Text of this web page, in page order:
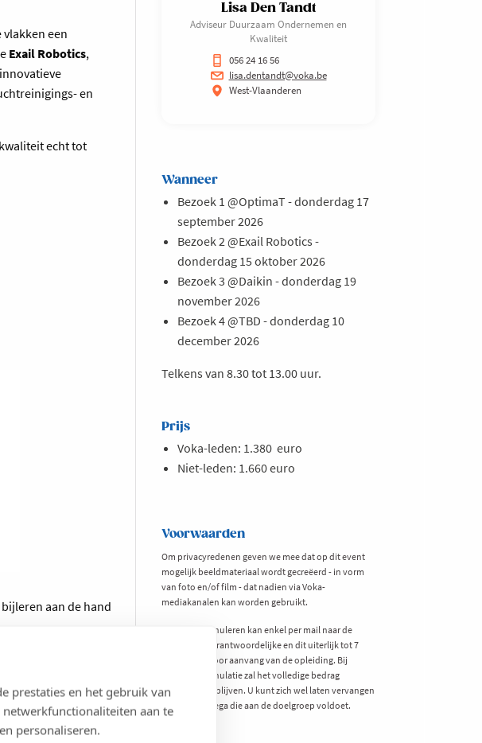
prestaties en het gebruik van
netwerkfunctionaliteiten aan te
personaliseren.
een
Exail Robotics,
en
echt tot
aan de hand
een maximum van
Lisa Den Tandt
Adviseur Duurzaam Ondernemen en
Kwaliteit
056 24 16 56
lisa.dentandt@voka.be
West-Vlaanderen
Wanneer
Bezoek 1 @OptimaT - donderdag 17
september 2026
Bezoek 2 @Exail Robotics -
donderdag 15 oktober 2026
Bezoek 3 @Daikin - donderdag 19
november 2026
Bezoek 4 @TBD - donderdag 10
december 2026
Telkens van 8.30 tot 13.00 uur.
Prijs
Voka-leden: 1.380 euro
Niet-leden: 1.660 euro
Voorwaarden
Om privacyredenen geven we mee dat op dit event
mogelijk beeldmateriaal wordt gecreëerd - in vorm
van foto en/of film - dat nadien via Voka-
mediakanalen kan worden gebruikt.
Kosteloos annuleren kan enkel per mail naar de
genoemde verantwoordelijke en dit uiterlijk tot 7
werkdagen voor aanvang van de opleiding. Bij
laattijdige annulatie zal het volledige bedrag
verschuldigd blijven. U kunt zich wel laten vervangen
door een collega die aan de doelgroep voldoet.